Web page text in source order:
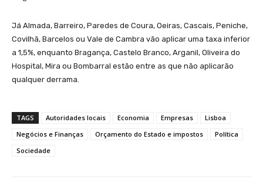
Já Almada, Barreiro, Paredes de Coura, Oeiras, Cascais, Peniche,
Covilhã, Barcelos ou Vale de Cambra vão aplicar uma taxa inferior
a 1,5%, enquanto Bragança, Castelo Branco, Arganil, Oliveira do
Hospital, Mira ou Bombarral estão entre as que não aplicarão
qualquer derrama.
TAGS Autoridades locais Economia Empresas
Lisboa
Negócios e Finanças
Orçamento do Estado e impostos
Política
Sociedade